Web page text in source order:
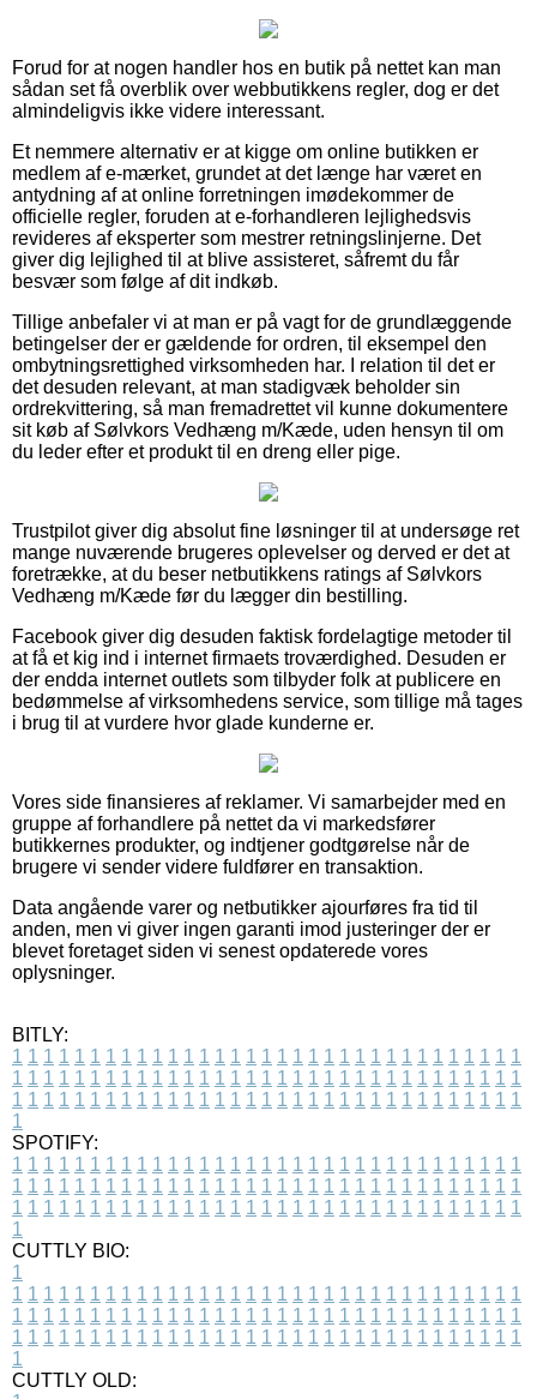
Forud for at nogen handler hos en butik på nettet kan man
sådan set få overblik over webbutikkens regler, dog er det
almindeligvis ikke videre interessant.
Et nemmere alternativ er at kigge om online butikken er
medlem af e-mærket, grundet at det længe har været en
antydning af at online forretningen imødekommer de
officielle regler, foruden at e-forhandleren lejlighedsvis
revideres af eksperter som mestrer retningslinjerne. Det
giver dig lejlighed til at blive assisteret, såfremt du får
besvær som følge af dit indkøb.
Tillige anbefaler vi at man er på vagt for de grundlæggende
betingelser der er gældende for ordren, til eksempel den
ombytningsrettighed virksomheden har. I relation til det er
det desuden relevant, at man stadigvæk beholder sin
ordrekvittering, så man fremadrettet vil kunne dokumentere
sit køb af Sølvkors Vedhæng m/Kæde, uden hensyn til om
du leder efter et produkt til en dreng eller pige.
Trustpilot giver dig absolut fine løsninger til at undersøge ret
mange nuværende brugeres oplevelser og derved er det at
foretrække, at du beser netbutikkens ratings af Sølvkors
Vedhæng m/Kæde før du lægger din bestilling.
Facebook giver dig desuden faktisk fordelagtige metoder til
at få et kig ind i internet firmaets troværdighed. Desuden er
der endda internet outlets som tilbyder folk at publicere en
bedømmelse af virksomhedens service, som tillige må tages
i brug til at vurdere hvor glade kunderne er.
Vores side finansieres af reklamer. Vi samarbejder med en
gruppe af forhandlere på nettet da vi markedsfører
butikkernes produkter, og indtjener godtgørelse når de
brugere vi sender videre fuldfører en transaktion.
Data angående varer og netbutikker ajourføres fra tid til
anden, men vi giver ingen garanti imod justeringer der er
blevet foretaget siden vi senest opdaterede vores
oplysninger.
BITLY:
1 1 1 1 1 1 1 1 1 1 1 1 1 1 1 1 1 1 1 1 1 1 1 1 1 1 1 1 1 1 1 1 1
1 1 1 1 1 1 1 1 1 1 1 1 1 1 1 1 1 1 1 1 1 1 1 1 1 1 1 1 1 1 1 1 1
1 1 1 1 1 1 1 1 1 1 1 1 1 1 1 1 1 1 1 1 1 1 1 1 1 1 1 1 1 1 1 1 1
1
SPOTIFY:
1 1 1 1 1 1 1 1 1 1 1 1 1 1 1 1 1 1 1 1 1 1 1 1 1 1 1 1 1 1 1 1 1
1 1 1 1 1 1 1 1 1 1 1 1 1 1 1 1 1 1 1 1 1 1 1 1 1 1 1 1 1 1 1 1 1
1 1 1 1 1 1 1 1 1 1 1 1 1 1 1 1 1 1 1 1 1 1 1 1 1 1 1 1 1 1 1 1 1
1
CUTTLY BIO:
1
1 1 1 1 1 1 1 1 1 1 1 1 1 1 1 1 1 1 1 1 1 1 1 1 1 1 1 1 1 1 1 1 1
1 1 1 1 1 1 1 1 1 1 1 1 1 1 1 1 1 1 1 1 1 1 1 1 1 1 1 1 1 1 1 1 1
1 1 1 1 1 1 1 1 1 1 1 1 1 1 1 1 1 1 1 1 1 1 1 1 1 1 1 1 1 1 1 1 1
1
CUTTLY OLD: